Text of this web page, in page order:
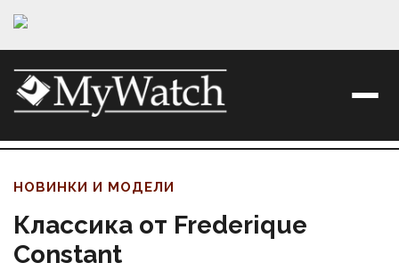
НОВИНКИ И МОДЕЛИ
Классика от Frederique
Constant